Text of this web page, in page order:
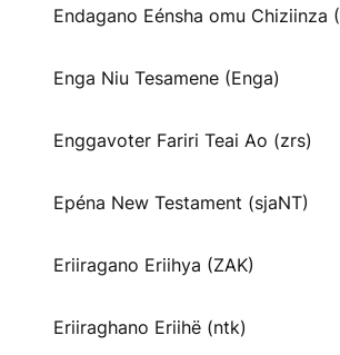
Endagano Eénsha omu Chiziinza
Enga Niu Tesamene (Enga)
Enggavoter Fariri Teai Ao (zrs)
Epéna New Testament (sjaNT)
Eriiragano Eriihya (ZAK)
Eriiraghano Eriihë (ntk)